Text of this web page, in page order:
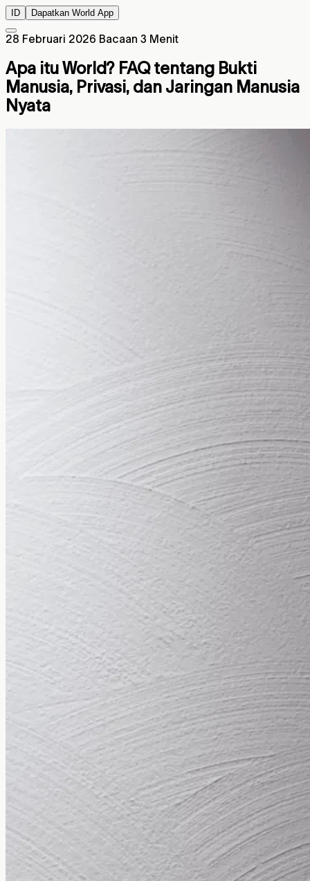
ID Dapatkan World App
28 Februari 2026 Bacaan 3 Menit
Apa itu World? FAQ tentang Bukti
Manusia, Privasi, dan Jaringan Manusia
Nyata